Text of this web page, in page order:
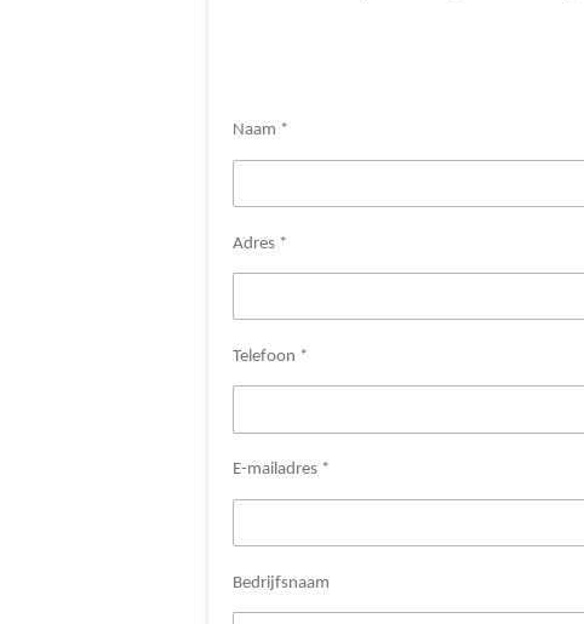
Naam *
Adres *
Telefoon *
E-mailadres *
Bedrijfsnaam